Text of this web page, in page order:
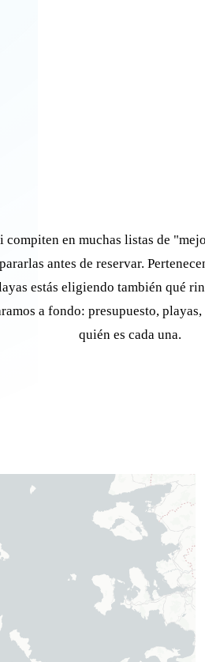
compiten en muchas listas de
antes de reservar.
estás eligiendo también qué
a fondo: presupuesto,
quién es cada una.